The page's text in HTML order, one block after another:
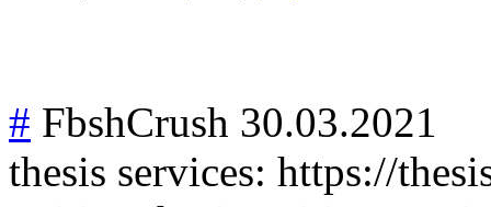
# FbshCrush 30.03.2021
thesis services: https://